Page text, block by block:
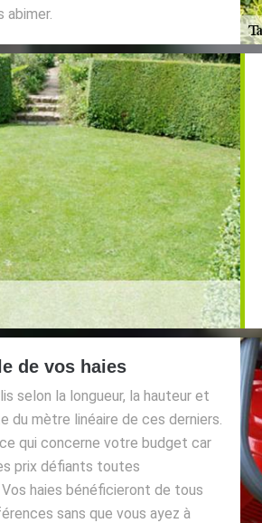
abimer.
de vos haies
selon la longueur, la hauteur et
du mètre linéaire de ces derniers.
qui concerne votre budget car
prix défiants toutes
haies bénéficieront de tous
sans que vous ayez à